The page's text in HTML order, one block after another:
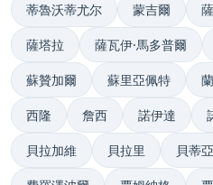
蒂魯沃蒂尤尔 蒙吉爾
薩塔拉 薩瓦伊·馬多普爾
蘇贊加爾 蘇里亞佩特
西隆 詹西 諾伊達
貝拉加維 貝拉里 貝蒂亞